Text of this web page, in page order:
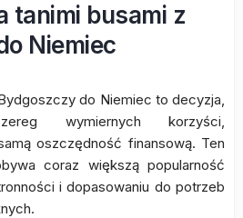
tanimi busami z
Niemiec
do Niemiec to decyzja,
wymiernych korzyści,
oszczędność finansową. Ten
coraz większą popularność
i dopasowaniu do potrzeb